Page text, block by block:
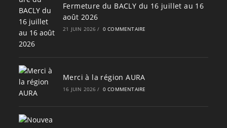
Fermeture du BACLY du 16 juillet au 16
août 2026
21 JUIN 2026 / 0 COMMENTAIRE
Merci à la région AURA
16 JUIN 2026 / 0 COMMENTAIRE